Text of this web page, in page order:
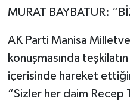
MURAT BAYBATUR:
AK Parti Manisa
konuşmasında
içerisinde hareket
“Sizler her daim Recep